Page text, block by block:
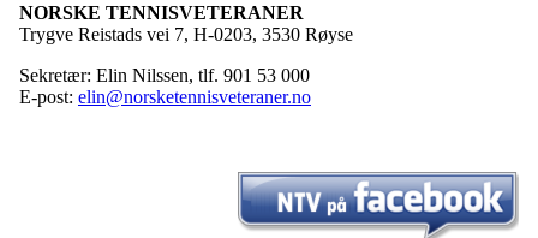
NORSKE TENNISVETERANER
Trygve Reistads vei 7, H-0203, 3530 Røyse
Sekretær: Elin Nilssen, tlf. 901 53 000
E-post: elin@norsketennisveteraner.no